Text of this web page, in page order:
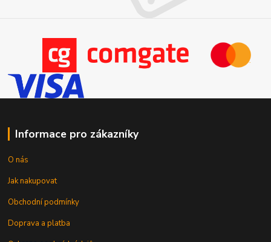
Informace pro zákazníky
O nás
Jak nakupovat
Obchodní podmínky
Doprava a platba